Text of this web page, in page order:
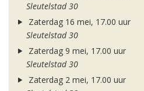
Sleutelstad 30
Zaterdag 16 mei, 17.00 uur
Sleutelstad 30
Zaterdag 9 mei, 17.00 uur
Sleutelstad 30
Zaterdag 2 mei, 17.00 uur